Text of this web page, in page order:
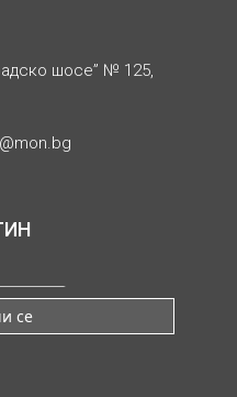
шосе” № 125,
се